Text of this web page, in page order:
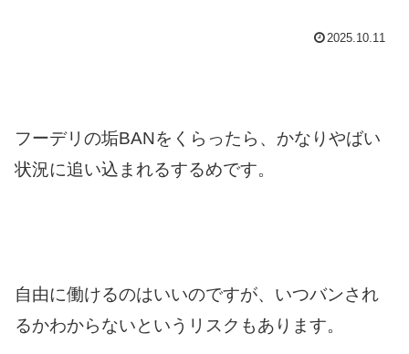
2025.10.11
フーデリの垢BANをくらったら、かなりやばい
状況に追い込まれるするめです。
自由に働けるのはいいのですが、いつバンされ
るかわからないというリスクもあります。